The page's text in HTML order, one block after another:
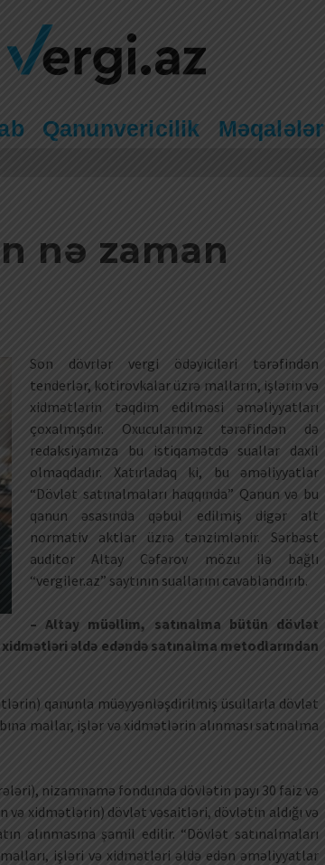
Qanunvericilik Məqalələr
nə zaman
Son dövrlər vergi ödəyiciləri tərəfindən
tenderlər, kotirovkalar üzrə malların, işlərin və
xidmətlərin təqdim edilməsi əməliyyatları
çoxalmışdır. Oxucularımız tərəfindən də
redaksiyamıza bu istiqamətdə suallar daxil
olmaqdadır. Xatırladaq ki, bu əməliyyatlar
“Dövlət satınalmaları haqqında” Qanun və bu
qanun əsasında qəbul edilmiş digər alt
normativ aktlar üzrə tənzimlənir. Sərbəst
auditor Altay Cəfərov mözu ilə bağlı
“vergiler.az” saytının suallarını cavablandırıb.
– Altay müəllim, satınalma bütün dövlət
əldə edəndə satınalma metodlarından
qanunla müəyyənləşdirilmiş üsullarla dövlət
mallar, işlər və xidmətlərin alınması satınalma
nizamnamə fondunda dövlətin payı 30 faiz və
xidmətlərin) dövlət vəsaitləri, dövlətin aldığı və
alınmasına şamil edilir. “Dövlət satınalmaları
malları, işləri və xidmətləri əldə edən əməliyyatlar